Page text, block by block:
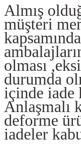
Almış
müşteri
olması
durumda
içinde iade
Anlaşmalı
deforme
iadeler